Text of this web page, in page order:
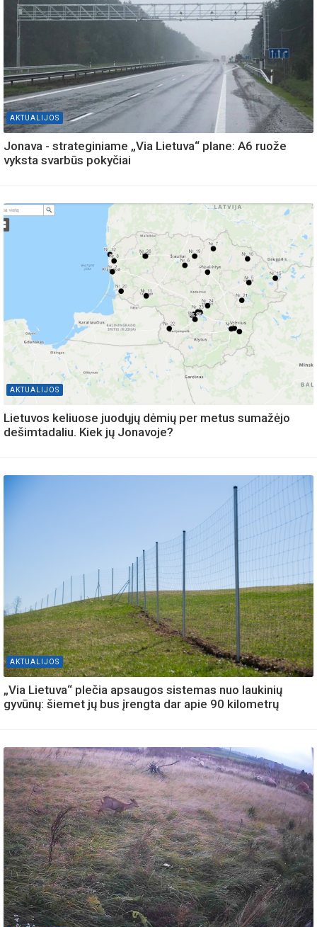
AKTUALIJOS
Jonava - strateginiame „Via Lietuva“ plane: A6 ruože
vyksta svarbūs pokyčiai
AKTUALIJOS
Lietuvos keliuose juodųjų dėmių per metus sumažėjo
dešimtadaliu. Kiek jų Jonavoje?
AKTUALIJOS
„Via Lietuva“ plečia apsaugos sistemas nuo laukinių
gyvūnų: šiemet jų bus įrengta dar apie 90 kilometrų